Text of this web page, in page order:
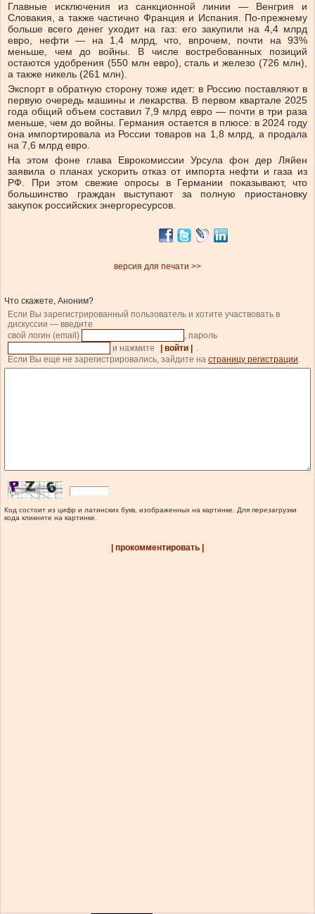
Главные исключения из санкционной линии — Венгрия и
Словакия, а также частично Франция и Испания. По-прежнему
больше всего денег уходит на газ: его закупили на 4,4 млрд
евро, нефти — на 1,4 млрд, что, впрочем, почти на 93%
меньше, чем до войны. В числе востребованных позиций
остаются удобрения (550 млн евро), сталь и железо (726 млн),
а также никель (261 млн).
Экспорт в обратную сторону тоже идет: в Россию поставляют в
первую очередь машины и лекарства. В первом квартале 2025
года общий объем составил 7,9 млрд евро — почти в три раза
меньше, чем до войны. Германия остается в плюсе: в 2024 году
она импортировала из России товаров на 1,8 млрд, а продала
на 7,6 млрд евро.
На этом фоне глава Еврокомиссии Урсула фон дер Ляйен
заявила о планах ускорить отказ от импорта нефти и газа из
РФ. При этом свежие опросы в Германии показывают, что
большинство граждан выступают за полную приостановку
закупок российских энергоресурсов.
версия для печати >>
Что скажете, Аноним?
Если Вы зарегистрированный пользователь и хотите участвовать в
дискуссии — введите
свой логин (email)
, пароль
и нажмите
| войти |
.
Если Вы еще не зарегистрировались, зайдите на страницу регистрации.
Код состоит из цифр и латинских букв, изображенных на картинке. Для перезагрузки
кода кликните на картинке.
| прокомментировать |